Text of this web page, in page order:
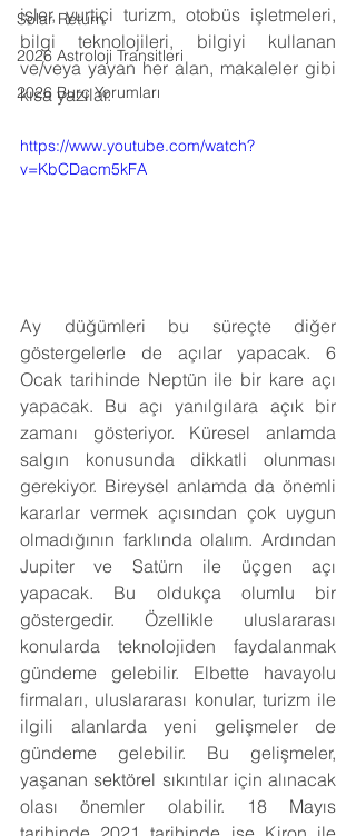
Solar Return
2026 Astroloji Transitleri
2026 Burç Yorumları
işler, yurtiçi turizm, otobüs işletmeleri,
bilgi teknolojileri, bilgiyi kullanan
ve/veya yayan her alan, makaleler gibi
kısa yazılar.
https://www.youtube.com/watch?
v=KbCDacm5kFA
Ay düğümleri bu süreçte diğer
göstergelerle de açılar yapacak. 6
Ocak tarihinde Neptün ile bir kare açı
yapacak. Bu açı yanılgılara açık bir
zamanı gösteriyor. Küresel anlamda
salgın konusunda dikkatli olunması
gerekiyor. Bireysel anlamda da önemli
kararlar vermek açısından çok uygun
olmadığının farklında olalım. Ardından
Jupiter ve Satürn ile üçgen açı
yapacak. Bu oldukça olumlu bir
göstergedir. Özellikle uluslararası
konularda teknolojiden faydalanmak
gündeme gelebilir. Elbette havayolu
firmaları, uluslararası konular, turizm ile
ilgili alanlarda yeni gelişmeler de
gündeme gelebilir. Bu gelişmeler,
yaşanan sektörel sıkıntılar için alınacak
olası önemler olabilir. 18 Mayıs